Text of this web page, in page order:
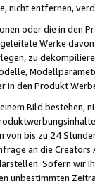
nicht entfernen,
oder die in
Werke
zu
in den Produkt
Bild bestehen,
bis zu 24
an die
Sofern wir
unbestimmten